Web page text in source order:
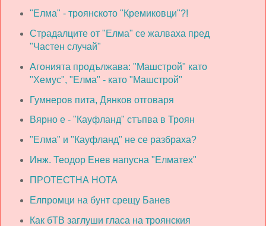
"Елма" - троянското "Кремиковци"?!
Страдалците от "Елма" се жалваха пред
"Частен случай"
Агонията продължава: "Машстрой" като
"Хемус", "Елма" - като "Машстрой"
Гумнеров пита, Дянков отговаря
Вярно е - "Кауфланд" стъпва в Троян
"Елма" и "Кауфланд" не се разбраха?
Инж. Теодор Енев напусна "Елматех"
ПРОТЕСТНА НОТА
Елпромци на бунт срещу Банев
Как бТВ заглуши гласа на троянския